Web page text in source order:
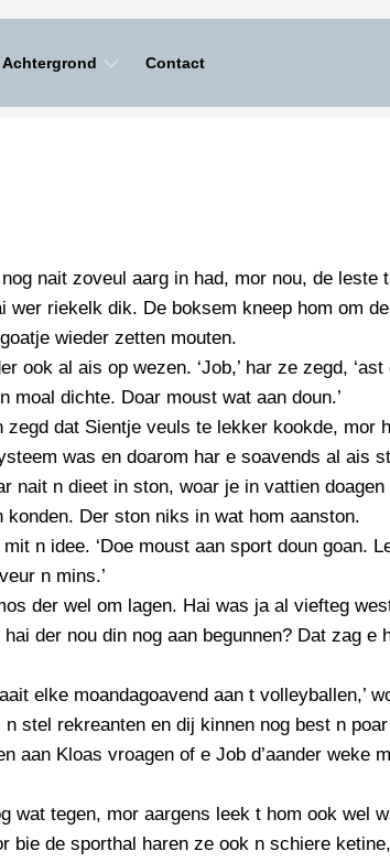
FLYER
INZENDENS
PERSBERICHT
FLYER
INZENDENS
PERSBERICHT
SCHRIEFWEDSTRIED
FLYER
Achtergrond
PAZZIPANTEN
Contact
nait zoveul aarg in had, mor nou, de leste
wer riekelk dik. De boksem kneep hom om
wieder zetten mouten.
ook al ais op wezen. ‘Job,’ har ze zegd, ‘ast
moal dichte. Doar moust wat aan doun.’
zegd dat Sientje veuls te lekker kookde, mor
was en doarom har e soavends al ais
nait n dieet in ston, woar je in vattien doagen
konden. Der ston niks in wat hom aanston.
n idee. ‘Doe moust aan sport doun goan.
n mins.’
der wel om lagen. Hai was ja al viefteg
der nou din nog aan begunnen? Dat zag e
elke moandagoavend aan t volleyballen,’
n stel rekreanten en dij kinnen nog best n
aan Kloas vroagen of e Job d’aander weke
wat tegen, mor aargens leek t hom ook wel
bie de sporthal haren ze ook n schiere